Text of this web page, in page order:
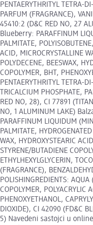
PENTAERYTHRITYL TETRA-
PARFUM (FRAGRANCE),
45410:2 (D&C RED NO, 27
Blueberry: PARAFFINUM
PALMITATE,
ACID, MICROCRYSTALLINE
POLYDECENE, BEESWAX,
COPOLYMER, BHT,
PENTAERYTHRITYL TETRA-
TRICALCIUM PHOSPHATE,
RED NO, 28), CI 77891
NO, 1 ALUMINUM LAKE)
PARAFFINUM LIQUIDUM
PALMITATE,
WAX, HYDROXYSTEARIC
STYRENE/BUTADIENE
ETHYLHEXYLGLYCERIN,
(FRAGRANCE),
POLISHINGREDIENTS: AQUA
COPOLYMER, POLYACRYLIC
PHENOXYETHANOL,
DIOXIDE), CI 42090 (FD&C
5) Navedeni sastojci u